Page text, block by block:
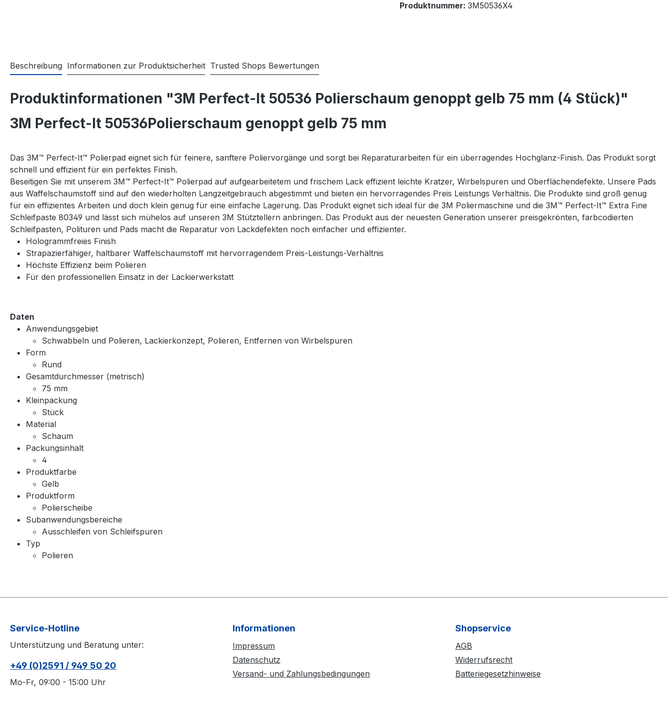
Produktnummer: 3M50536X4
Beschreibung Informationen zur Produktsicherheit Trusted Shops Bewertungen
Produktinformationen "3M Perfect-It 50536 Polierschaum genoppt gelb 75 mm (4 Stück)"
3M Perfect-It 50536Polierschaum genoppt gelb 75 mm
Das 3M™ Perfect-It™ Polierpad eignet sich für feinere, sanftere Poliervorgänge und sorgt bei Reparaturarbeiten für ein überragendes Hochglanz-Finish. Das Produkt sorgt
schnell und effizient für ein perfektes Finish.
Beseitigen Sie mit unserem 3M™ Perfect‐It™ Polierpad auf aufgearbeitetem und frischem Lack effizient leichte Kratzer, Wirbelspuren und Oberflächendefekte. Unsere Pads
aus Waffelschaumstoff sind auf den wiederholten Langzeitgebrauch abgestimmt und bieten ein hervorragendes Preis Leistungs Verhältnis. Die Produkte sind groß genug
für ein effizientes Arbeiten und doch klein genug für eine einfache Lagerung. Das Produkt eignet sich ideal für die 3M Poliermaschine und die 3M™ Perfect‐It™ Extra Fine
Schleifpaste 80349 und lässt sich mühelos auf unseren 3M Stütztellern anbringen. Das Produkt aus der neuesten Generation unserer preisgekrönten, farbcodierten
Schleifpasten, Polituren und Pads macht die Reparatur von Lackdefekten noch einfacher und effizienter.
Hologrammfreies Finish
Strapazierfähiger, haltbarer Waffelschaumstoff mit hervorragendem Preis-Leistungs-Verhältnis
Höchste Effizienz beim Polieren
Für den professionellen Einsatz in der Lackierwerkstatt
Daten
Anwendungsgebiet
Schwabbeln und Polieren, Lackierkonzept, Polieren, Entfernen von Wirbelspuren
Form
Rund
Gesamtdurchmesser (metrisch)
75 mm
Kleinpackung
Stück
Material
Schaum
Packungsinhalt
4
Produktfarbe
Gelb
Produktform
Polierscheibe
Subanwendungsbereiche
Ausschleifen von Schleifspuren
Typ
Polieren
Service-Hotline
Unterstützung und Beratung unter:
+49 (0)2591 / 949 50 20
Mo-Fr, 09:00 - 15:00 Uhr
Informationen
Impressum
Datenschutz
Versand- und Zahlungsbedingungen
Shopservice
AGB
Widerrufsrecht
Batteriegesetzhinweise